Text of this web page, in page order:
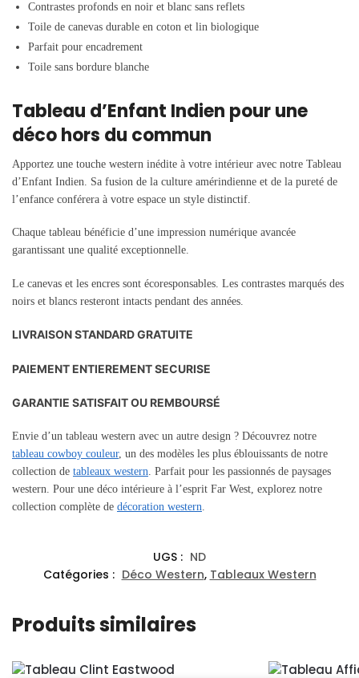
Contrastes profonds en noir et blanc sans reflets
Toile de canevas durable en coton et lin biologique
Parfait pour encadrement
Toile sans bordure blanche
Tableau d’Enfant Indien pour une
déco hors du commun
Apportez une touche western inédite à votre intérieur avec notre Tableau
d’Enfant Indien. Sa fusion de la culture amérindienne et de la pureté de
l’enfance conférera à votre espace un style distinctif.
Chaque tableau bénéficie d’une impression numérique avancée
garantissant une qualité exceptionnelle.
Le canevas et les encres sont écoresponsables. Les contrastes marqués des
noirs et blancs resteront intacts pendant des années.
LIVRAISON STANDARD GRATUITE
PAIEMENT ENTIEREMENT SECURISE
GARANTIE SATISFAIT OU REMBOURSÉ
Envie d’un tableau western avec un autre design ? Découvrez notre
tableau cowboy couleur, un des modèles les plus éblouissants de notre
collection de tableaux western. Parfait pour les passionnés de paysages
western. Pour une déco intérieure à l’esprit Far West, explorez notre
collection complète de décoration western.
UGS : ND
Catégories : Déco Western, Tableaux Western
Produits similaires